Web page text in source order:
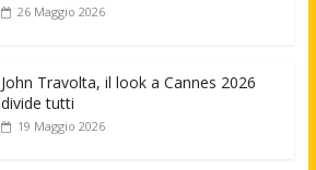
26 Maggio 2026
John Travolta, il look a Cannes 2026
divide tutti
19 Maggio 2026